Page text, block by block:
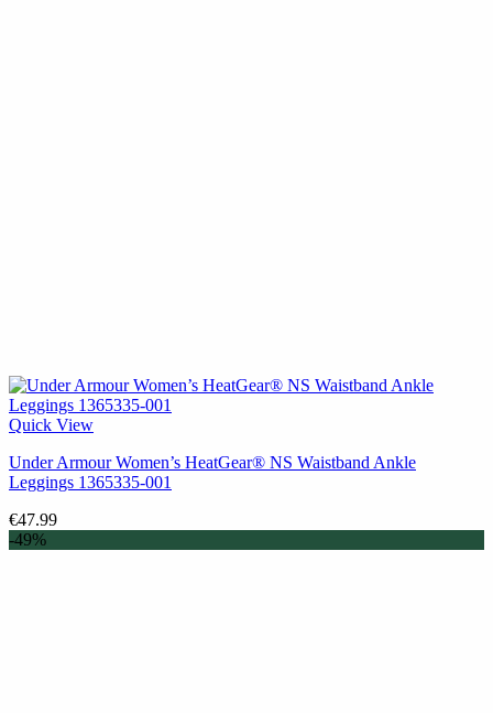
Quick View
Under Armour Women’s HeatGear® NS Waistband Ankle
Leggings 1365335-001
€47.99
-49%